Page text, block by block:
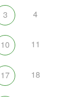
3 4
10 11
17 18